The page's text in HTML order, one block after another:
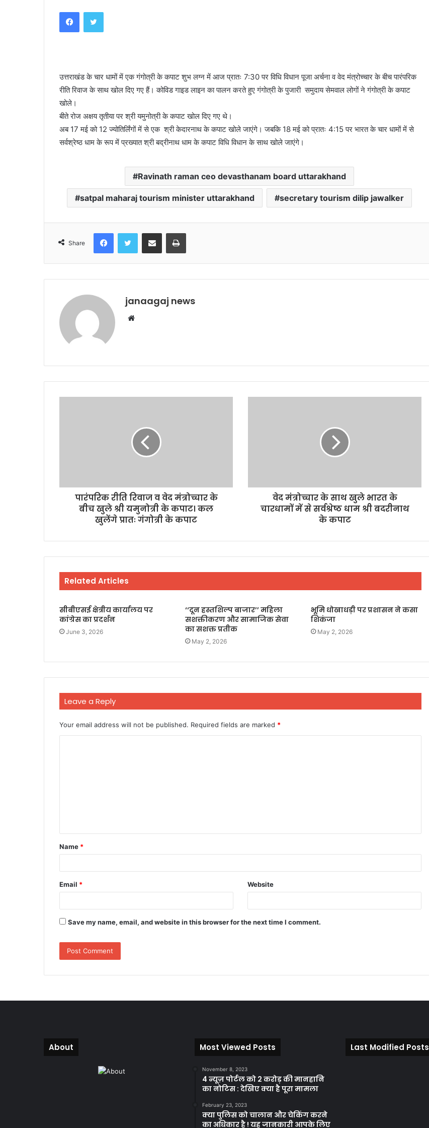
FacebookTwitter
उत्तराखंड के चार धामों में एक गंगोत्री के कपाट शुभ लग्न में आज प्रातः 7:30 पर विधि विधान पूजा अर्चना व वेद मंत्रोच्चार के बीच पारंपरिक
रीति रिवाज के साथ खोल दिए गए हैं। कोविड गाइड लाइन का पालन करते हुए गंगोत्री के पुजारी समुदाय सेमवाल लोगों ने गंगोत्री के कपाट
खोले।
बीते रोज अक्षय तृतीया पर श्री यमुनोत्री के कपाट खोल दिए गए थे।
अब 17 मई को 12 ज्योतिर्लिंगों में से एक श्री केदारनाथ के कपाट खोले जाएंगे। जबकि 18 मई को प्रातः 4:15 पर भारत के चार धामों में से
सर्वश्रेष्ठ धाम के रूप में प्रख्यात श्री बद्रीनाथ धाम के कपाट विधि विधान के साथ खोले जाएंगे।
Ravinath raman ceo devasthanam board uttarakhand
satpal maharaj tourism minister uttarakhand secretary tourism dilip jawalker
Share
FacebookTwitter Share via Email Print
janaagaj news
Website
पारंपरिक रीति रिवाज व वेद मंत्रोच्चार के
बीच खुले श्री यमुनोत्री के कपाट। कल
खुलेंगे प्रातः गंगोत्री के कपाट
वेद मंत्रोच्चार के साथ खुले भारत के
चारधामों में से सर्वश्रेष्ठ धाम श्री बदरीनाथ
के कपाट
Related Articles
सीबीएसई क्षेत्रीय कार्यालय पर
कांग्रेस का प्रदर्शन
June 3, 2026
‘‘दून हस्तशिल्प बाजार’’ महिला
सशक्तीकरण और सामाजिक सेवा
का सशक्त प्रतीक
May 2, 2026
भूमि धोखाधड़ी पर प्रशासन ने कसा
शिकंजा
May 2, 2026
Leave a Reply
Your email address will not be published. Required fields are marked *
t
*
Name *
Email * Website
Save my name, email, and website in this browser for the next time I comment.
About Most Viewed Posts
November 8, 2023
4 न्यूज़ पोर्टल को 2 करोड़ की मानहानि
का नोटिस : देखिए क्या है पूरा मामला
February 23, 2023
क्या पुलिस को चालान और चेकिंग करने
का अधिकार है ! यह जानकारी आपके लिए
Last Modified Posts